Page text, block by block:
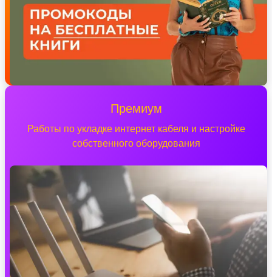
Премиум
Работы по укладке интернет кабеля и настройке
собственного оборудования